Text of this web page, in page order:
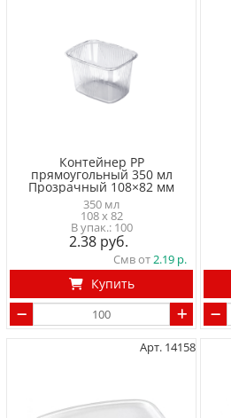
Контейнер PP
прямоугольный 350 мл
Прозрачный 108×82 мм
350 мл
108 x 82
100
2.38
Смв от2.19
Купить
Арт. 14158